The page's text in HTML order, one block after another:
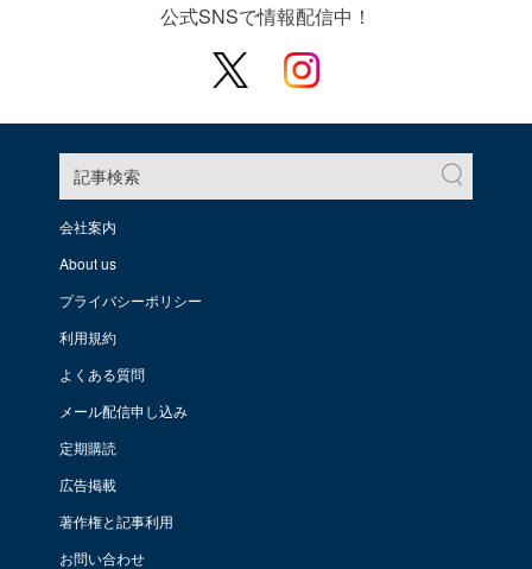
公式SNSで情報配信中！
記事検索
会社案内
About us
プライバシーポリシー
利用規約
よくある質問
メール配信申し込み
定期購読
広告掲載
著作権と記事利用
お問い合わせ